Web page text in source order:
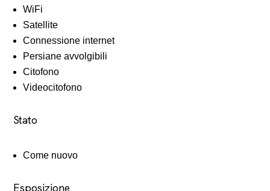
WiFi
Satellite
Connessione internet
Persiane avvolgibili
Citofono
Videocitofono
Stato
Come nuovo
Esposizione